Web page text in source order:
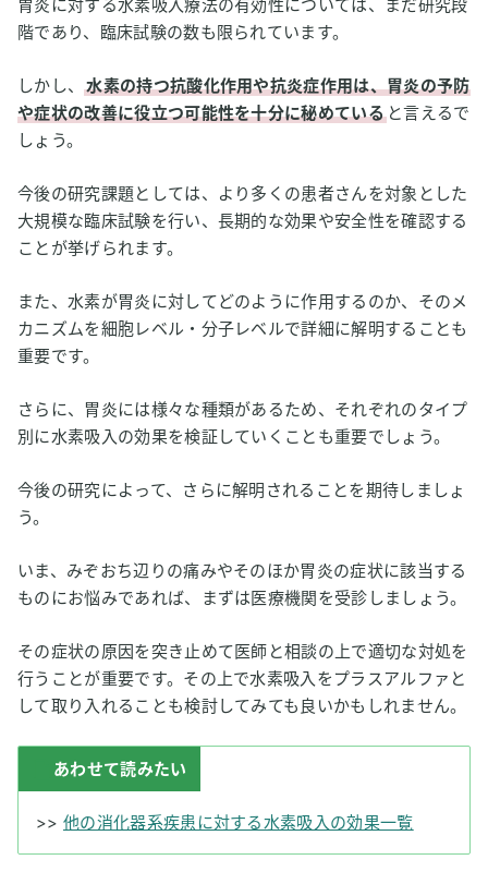
胃炎に対する水素吸入療法の有効性については、まだ研究段
階であり、臨床試験の数も限られています。
しかし、水素の持つ抗酸化作用や抗炎症作用は、胃炎の予防
や症状の改善に役立つ可能性を十分に秘めている と言えるで
しょう。
今後の研究課題としては、より多くの患者さんを対象とした
大規模な臨床試験を行い、長期的な効果や安全性を確認する
ことが挙げられます。
また、水素が胃炎に対してどのように作用するのか、そのメ
カニズムを細胞レベル・分子レベルで詳細に解明することも
重要です。
さらに、胃炎には様々な種類があるため、それぞれのタイプ
別に水素吸入の効果を検証していくことも重要でしょう。
今後の研究によって、さらに解明されることを期待しましょ
う。
いま、みぞおち辺りの痛みやそのほか胃炎の症状に該当する
ものにお悩みであれば、まずは医療機関を受診しましょう。
その症状の原因を突き止めて医師と相談の上で適切な対処を
行うことが重要です。その上で水素吸入をプラスアルファと
して取り入れることも検討してみても良いかもしれません。
あわせて読みたい
>> 他の消化器系疾患に対する水素吸入の効果一覧